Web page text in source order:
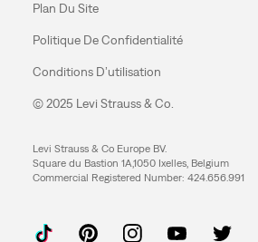
Plan Du Site
Politique De Confidentialité
Conditions D’utilisation
© 2025 Levi Strauss & Co.
Levi Strauss & Co Europe BV.
Square du Bastion 1A,1050 Ixelles, Belgium
Commercial Registered Number: 424.656.991